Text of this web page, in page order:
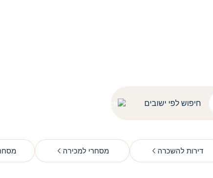
דירות להשכרה מסחרי למכירה